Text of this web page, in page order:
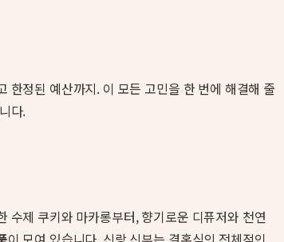
한정된 예산까지. 이 모든 고민을 한 번에 해결해 줄
다.
수제 쿠키와 마카롱부터, 향기로운 디퓨저와 천연